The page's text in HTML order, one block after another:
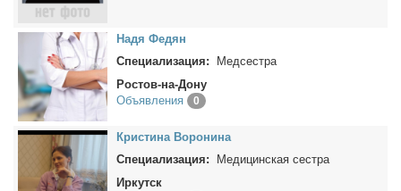
На­дя Фе­дян
Специализация: Медсестра
Ростов-на-Дону
Объявления
0
Кри­сти­на Во­ро­ни­на
Специализация: Медицинская сестра
Иркутск